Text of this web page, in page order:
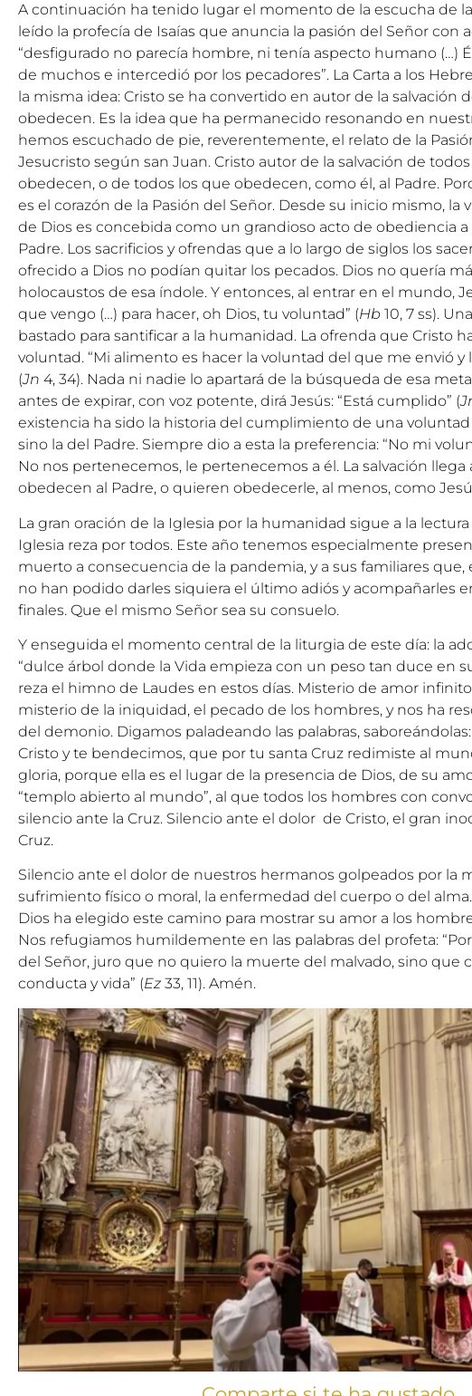
A continuación ha tenido lugar el momento de la escucha de
leído la profecía de Isaías que anuncia la pasión del Señor con
“desfigurado no parecía hombre, ni tenía aspecto humano (…)
de muchos e intercedió por los pecadores”. La Carta a los
la misma idea: Cristo se ha convertido en autor de la salvación
obedecen. Es la idea que ha permanecido resonando en
hemos escuchado de pie, reverentemente, el relato de la
Jesucristo según san Juan. Cristo autor de la salvación de
obedecen, o de todos los que obedecen, como él, al Padre.
es el corazón de la Pasión del Señor. Desde su inicio mismo, la
de Dios es concebida como un grandioso acto de obediencia a
Padre. Los sacrificios y ofrendas que a lo largo de siglos los
ofrecido a Dios no podían quitar los pecados. Dios no quería
holocaustos de esa índole. Y entonces, al entrar en el mundo,
que vengo (…) para hacer, oh Dios, tu voluntad” (Hb 10, 7 ss).
bastado para santificar a la humanidad. La ofrenda que Cristo
voluntad. “Mi alimento es hacer la voluntad del que me envió y
(Jn 4, 34). Nada ni nadie lo apartará de la búsqueda de esa
antes de expirar, con voz potente, dirá Jesús: “Está cumplido” (
existencia ha sido la historia del cumplimiento de una voluntad
sino la del Padre. Siempre dio a esta la preferencia: “No mi
No nos pertenecemos, le pertenecemos a él. La salvación llega
obedecen al Padre, o quieren obedecerle, al menos, como
La gran oración de la Iglesia por la humanidad sigue a la lectura
Iglesia reza por todos. Este año tenemos especialmente
muerto a consecuencia de la pandemia, y a sus familiares que,
no han podido darles siquiera el último adiós y acompañarles
finales. Que el mismo Señor sea su consuelo.
Y enseguida el momento central de la liturgia de este día: la
“dulce árbol donde la Vida empieza con un peso tan duce en
reza el himno de Laudes en estos días. Misterio de amor
misterio de la iniquidad, el pecado de los hombres, y nos ha
del demonio. Digamos paladeando las palabras, saboreándolas:
Cristo y te bendecimos, que por tu santa Cruz redimiste al
gloria, porque ella es el lugar de la presencia de Dios, de su
“templo abierto al mundo”, al que todos los hombres con
silencio ante la Cruz. Silencio ante el dolor de Cristo, el gran
Cruz.
Silencio ante el dolor de nuestros hermanos golpeados por la
sufrimiento físico o moral, la enfermedad del cuerpo o del
Dios ha elegido este camino para mostrar su amor a los
Nos refugiamos humildemente en las palabras del profeta:
del Señor, juro que no quiero la muerte del malvado, sino que
conducta y vida” (Ez 33, 11). Amén.